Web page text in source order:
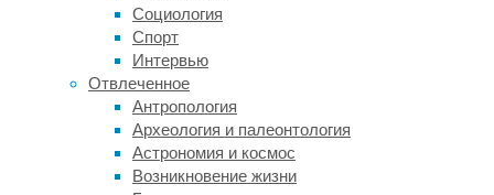
Социология
Спорт
Интервью
Отвлеченное
Антропология
Археология и палеонтология
Астрономия и космос
Возникновение жизни
заболевания
способны
лишь
временно
устранять
его
симптомы.